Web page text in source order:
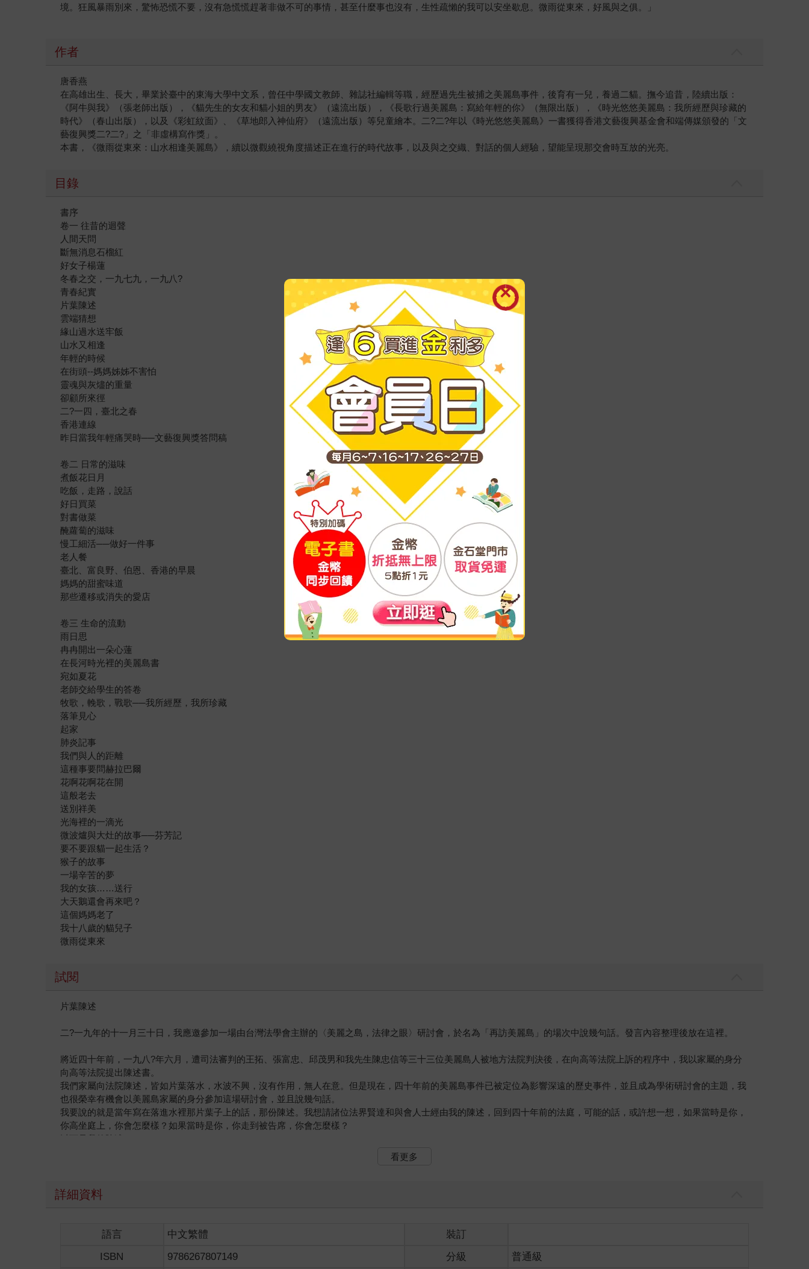
境。狂風暴雨別來，驚怖恐慌不要，沒有急慌慌趕著非做不可的事情，甚至什麼事也沒有，生性疏懶的我可以安坐歇息。微雨從東來，好風與之俱。」
作者
唐香燕
在高雄出生、長大，畢業於臺中的東海大學中文系，曾任中學國文教師、雜誌社編輯等職，經歷過先生被捕之美麗島事件，後育有一兒，養過二貓。撫今追昔，陸續出版：
《阿牛與我》（張老師出版），《貓先生的女友和貓小姐的男友》（遠流出版），《長歌行過美麗島：寫給年輕的你》（無限出版），《時光悠悠美麗島：我所經歷與珍藏的
時代》（春山出版），以及《彩虹紋面》、《草地郎入神仙府》（遠流出版）等兒童繪本。二?二?年以《時光悠悠美麗島》一書獲得香港文藝復興基金會和端傳媒頒發的「文
藝復興獎二?二?」之「非虛構寫作獎」。
本書，《微雨從東來：山水相逢美麗島》，續以微觀繞視角度描述正在進行的時代故事，以及與之交織、對話的個人經驗，望能呈現那交會時互放的光亮。
目錄
書序
卷一 往昔的迴聲
人間天問
斷無消息石榴紅
好女子楊蓮
冬春之交，一九七九，一九八?
青春紀實
片葉陳述
雲端猜想
緣山過水送牢飯
山水又相逢
年輕的時候
在街頭--媽媽姊姊不害怕
靈魂與灰燼的重量
卻顧所來徑
二?一四，臺北之春
香港連線
昨日當我年輕痛哭時──文藝復興獎答問稿
卷二 日常的滋味
煮飯花日月
吃飯，走路，說話
好日買菜
對書做菜
醃蘿蔔的滋味
慢工細活──做好一件事
老人餐
臺北、富良野、伯恩、香港的早晨
媽媽的甜蜜味道
那些遷移或消失的愛店
卷三 生命的流動
雨日思
冉冉開出一朵心蓮
在長河時光裡的美麗島書
宛如夏花
老師交給學生的答卷
牧歌，輓歌，戰歌──我所經歷，我所珍藏
落筆見心
起家
肺炎記事
我們與人的距離
這種事要問赫拉巴爾
花啊花啊花在開
這般老去
送別祥美
光海裡的一滴光
微波爐與大灶的故事──芬芳記
要不要跟貓一起生活？
猴子的故事
一場辛苦的夢
我的女孩……送行
大天鵝還會再來吧？
這個媽媽老了
我十八歲的貓兒子
微雨從東來
試閱
片葉陳述
二?一九年的十一月三十日，我應邀參加一場由台灣法學會主辦的〈美麗之島，法律之眼〉研討會，於名為「再訪美麗島」的場次中說幾句話。發言內容整理後放在這裡。
將近四十年前，一九八?年六月，遭司法審判的王拓、張富忠、邱茂男和我先生陳忠信等三十三位美麗島人被地方法院判決後，在向高等法院上訴的程序中，我以家屬的身分
向高等法院提出陳述書。
我們家屬向法院陳述，皆如片葉落水，水波不興，沒有作用，無人在意。但是現在，四十年前的美麗島事件已被定位為影響深遠的歷史事件，並且成為學術研討會的主題，我
也很榮幸有機會以美麗島家屬的身分參加這場研討會，並且說幾句話。
我要說的就是當年寫在落進水裡那片葉子上的話，那份陳述。我想請諸位法界賢達和與會人士經由我的陳述，回到四十年前的法庭，可能的話，或許想一想，如果當時是你，
你高坐庭上，你會怎麼樣？如果當時是你，你走到被告席，你會怎麼樣？
以下是我的陳述。
我的丈夫陳忠信因為參加去年十二月十日在高雄舉行的世界人權日紀念大會，而於今年的三月三十一日被檢察官以參加暴行事件、率先助勢為罪名起訴，然後在今年的六月二
判決書認為陳忠信「手持火把在指揮車前開道，高呼口號前進」。但是陳忠信在哪裡、在什麼時候手持火把？在哪裡、在什麼時候走在指揮車前？如果他曾經開道，那是在當
題。我們國家的地方法院竟然可以不負責任到這種地步，不顧被告權益到這種程度！
看更多
詳細資料
語言 中文繁體
裝訂
ISBN
9786267807149 分級 普通級